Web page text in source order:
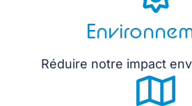
Réduire notre impact